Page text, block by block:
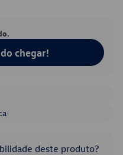
chegar!
deste produto?